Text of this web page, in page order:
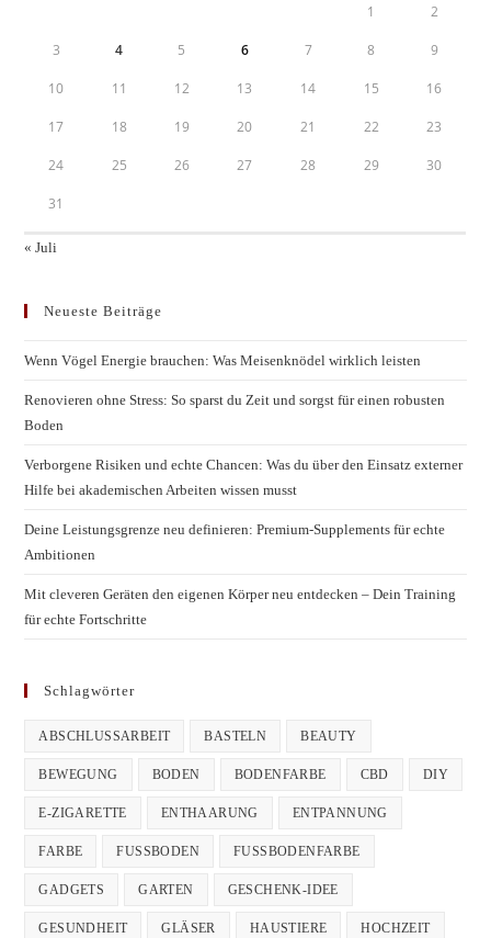
1 2
3 4 5 6 7 8 9
10 11 12 13 14 15 16
17 18 19 20 21 22 23
24 25 26 27 28 29 30
31
« Juli
Neueste Beiträge
Wenn Vögel Energie brauchen: Was Meisenknödel wirklich leisten
Renovieren ohne Stress: So sparst du Zeit und sorgst für einen robusten
Boden
Verborgene Risiken und echte Chancen: Was du über den Einsatz externer
Hilfe bei akademischen Arbeiten wissen musst
Deine Leistungsgrenze neu definieren: Premium-Supplements für echte
Ambitionen
Mit cleveren Geräten den eigenen Körper neu entdecken – Dein Training
für echte Fortschritte
Schlagwörter
ABSCHLUSSARBEIT BASTELN BEAUTY
BEWEGUNG BODEN BODENFARBE CBD DIY
E-ZIGARETTE ENTHAARUNG ENTPANNUNG
FARBE FUSSBODEN FUSSBODENFARBE
GADGETS GARTEN GESCHENK-IDEE
GESUNDHEIT GLÄSER HAUSTIERE HOCHZEIT